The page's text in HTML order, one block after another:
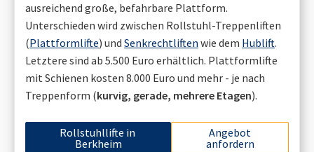
ausreichend große, befahrbare Plattform.
Unterschieden wird zwischen Rollstuhl-Treppenliften
(Plattformlifte) und Senkrechtliften wie dem Hublift.
Letztere sind ab 5.500 Euro erhältlich. Plattformlifte
mit Schienen kosten 8.000 Euro und mehr - je nach
Treppenform (kurvig, gerade, mehrere Etagen).
Rollstuhllifte in
Berkheim
Angebot
anfordern